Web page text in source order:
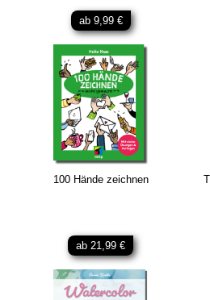
ab 9,99 €
100 Hände zeichnen
ab 21,99 €